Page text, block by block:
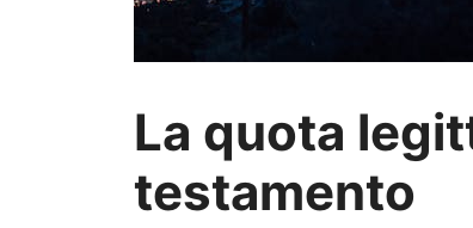
La quota
testamento